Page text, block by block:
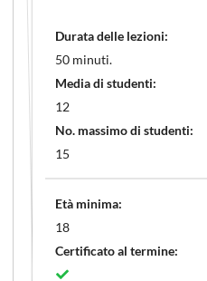
Durata delle lezioni:
50 minuti.
Media di studenti:
12
No. massimo di studenti:
15
Età minima:
18
Certificato al termine: